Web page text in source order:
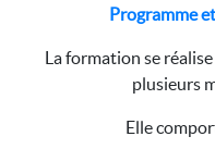
Programme
La formation se
plusieurs
Elle